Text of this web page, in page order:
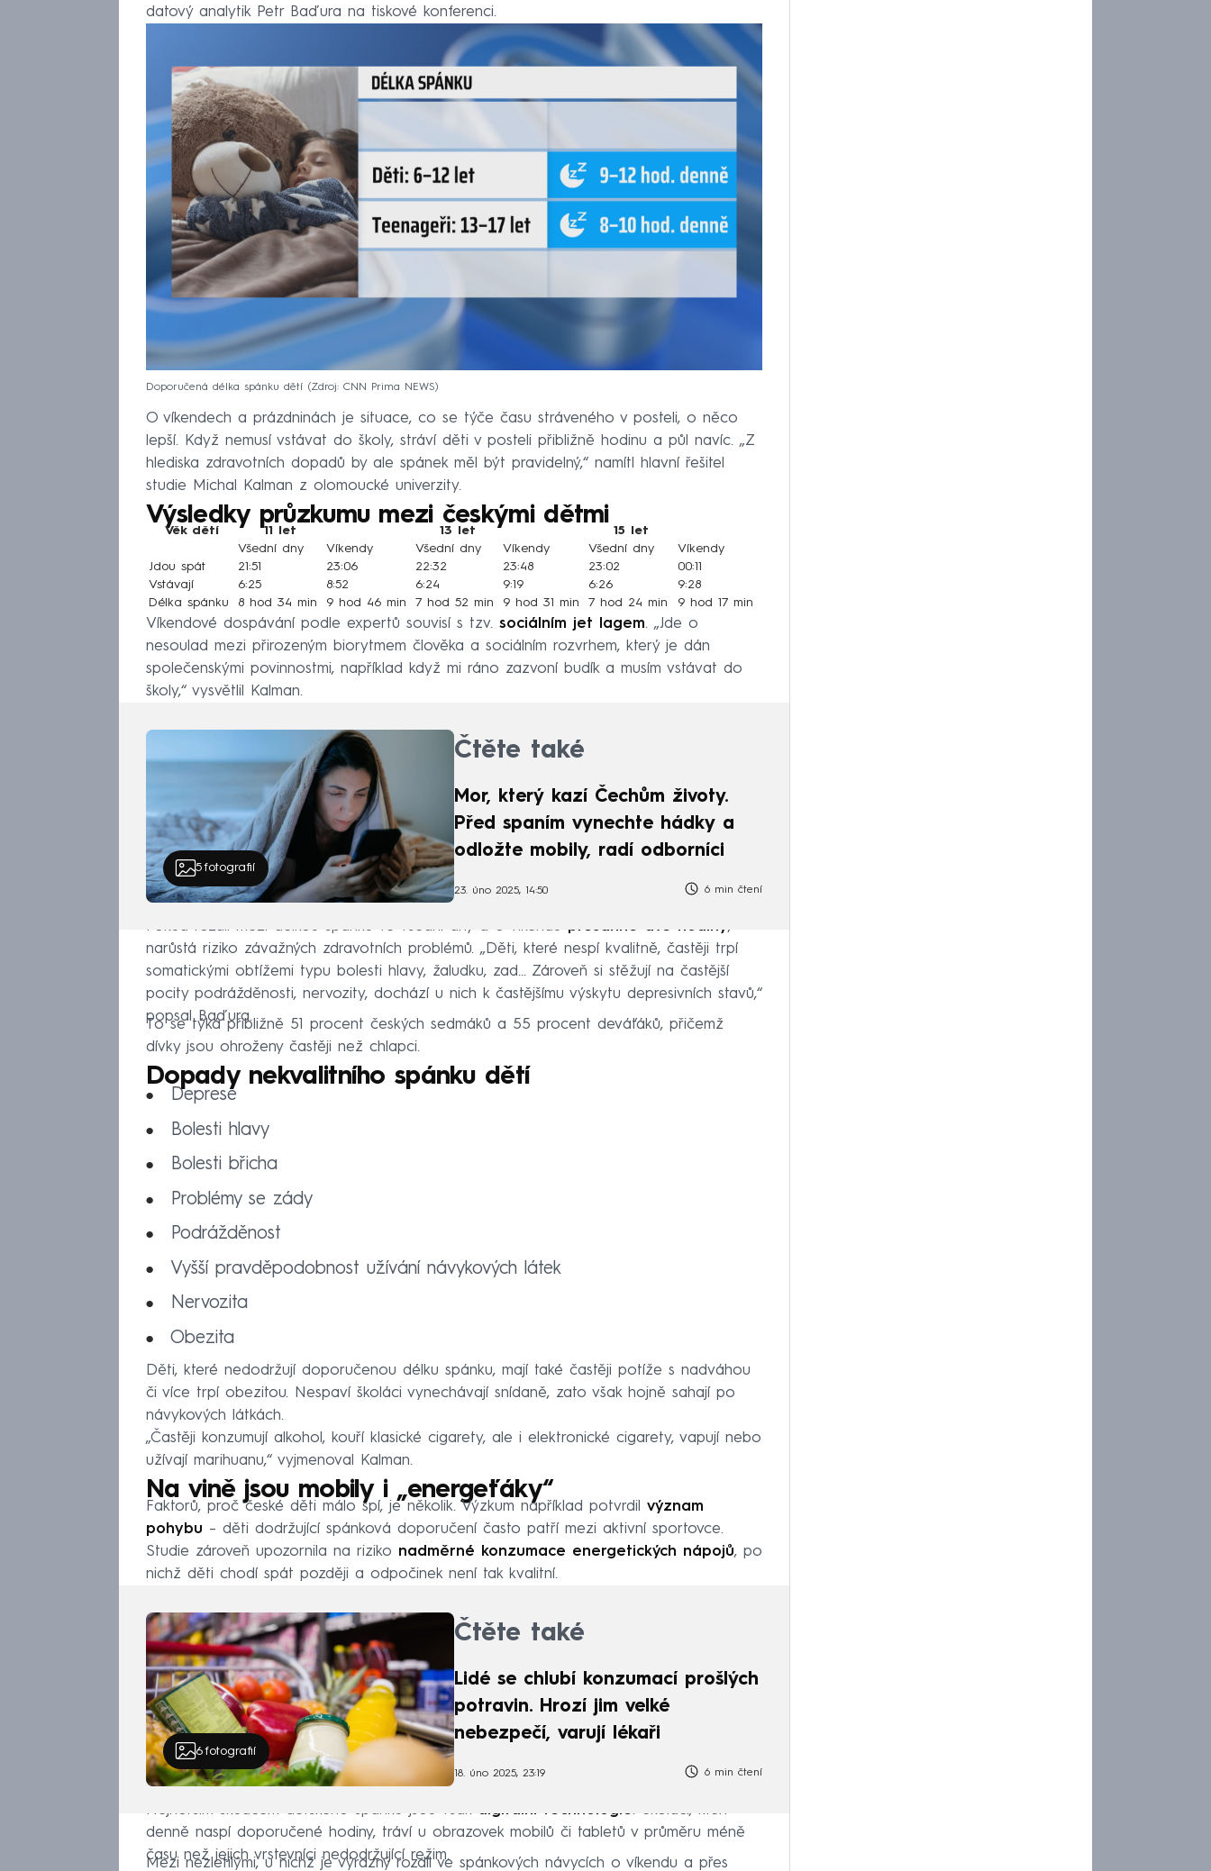
datový analytik Petr Baďura na tiskové konferenci.
Doporučená délka spánku dětí Zdroj: CNN Prima NEWS
O víkendech a prázdninách je situace, co se týče času stráveného v posteli, o něco
lepší. Když nemusí vstávat do školy, stráví děti v posteli přibližně hodinu a půl navíc. „Z
hlediska zdravotních dopadů by ale spánek měl být pravidelný,“ namítl hlavní řešitel
studie Michal Kalman z olomoucké univerzity.
Výsledky průzkumu mezi českými dětmi
Věk dětí 11 let 13 let
15 let
Všední dny
Víkendy Všední dny Víkendy Všední dny
Víkendy
Jdou spát
21:51 23:06 22:32 23:48 23:02
00:11
Vstávají
6:25 8:52 6:24 9:19 6:26
9:28
Délka spánku
8 hod 34 min 9 hod 46 min 7 hod 52 min 9 hod 31 min 7 hod 24 min 9 hod 17 min
Víkendové dospávání podle expertů souvisí s tzv. sociálním jet lagem. „Jde o
nesoulad mezi přirozeným biorytmem člověka a sociálním rozvrhem, který je dán
společenskými povinnostmi, například když mi ráno zazvoní budík a musím vstávat do
školy,“ vysvětlil Kalman.
5fotografií
Čtěte také
Mor, který kazí Čechům životy.
Před spaním vynechte hádky a
odložte mobily, radí odborníci
23. úno 2025, 14:50 6 min čtení
Pokud rozdíl mezi délkou spánku ve všední dny a o víkendu přesáhne dvě hodiny ,
narůstá riziko závažných zdravotních problémů. „Děti, které nespí kvalitně, častěji trpí
somatickými obtížemi typu bolesti hlavy, žaludku, zad… Zároveň si stěžují na častější
pocity podrážděnosti, nervozity, dochází u nich k častějšímu výskytu depresivních stavů,“
popsal Baďura.
To se týká přibližně 51 procent českých sedmáků a 55 procent deváťáků, přičemž
dívky jsou ohroženy častěji než chlapci.
Dopady nekvalitního spánku dětí
Deprese
Bolesti hlavy
Bolesti břicha
Problémy se zády
Podrážděnost
Vyšší pravděpodobnost užívání návykových látek
Nervozita
Obezita
Děti, které nedodržují doporučenou délku spánku, mají také častěji potíže s nadváhou
či více trpí obezitou. Nespaví školáci vynechávají snídaně, zato však hojně sahají po
návykových látkách.
„Častěji konzumují alkohol, kouří klasické cigarety, ale i elektronické cigarety, vapují nebo
užívají marihuanu,“ vyjmenoval Kalman.
Na vině jsou mobily i „energeťáky“
Faktorů, proč české děti málo spí, je několik. Výzkum například potvrdil význam
pohybu – děti dodržující spánková doporučení často patří mezi aktivní sportovce.
Studie zároveň upozornila na riziko nadměrné konzumace energetických nápojů, po
nichž děti chodí spát později a odpočinek není tak kvalitní.
6fotografií
Čtěte také
Lidé se chlubí konzumací prošlých
potravin. Hrozí jim velké
nebezpečí, varují lékaři
18. úno 2025, 23:19 6 min čtení
Nejhorším škůdcem dětského spánku jsou však digitální technologie. Školáci, kteří
denně naspí doporučené hodiny, tráví u obrazovek mobilů či tabletů v průměru méně
času než jejich vrstevníci nedodržující režim.
Mezi nezletilými, u nichž je výrazný rozdíl ve spánkových návycích o víkendu a přes